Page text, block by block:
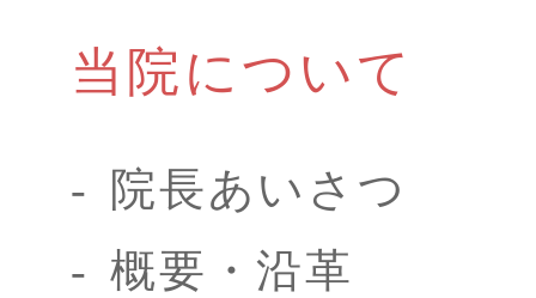
当院について
院長あいさつ
概要・沿革